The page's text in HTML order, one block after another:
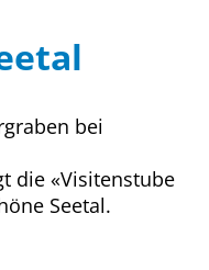
die «Visitenstube
Seetal.